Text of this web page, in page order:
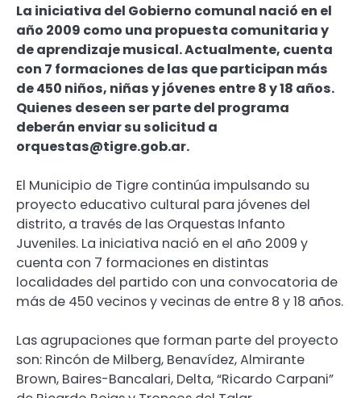
La iniciativa del Gobierno comunal nació en el
año 2009 como una propuesta comunitaria y
de aprendizaje musical. Actualmente, cuenta
con 7 formaciones de las que participan más
de 450 niños, niñas y jóvenes entre 8 y 18 años.
Quienes deseen ser parte del programa
deberán enviar su solicitud a
orquestas@tigre.gob.ar.
El Municipio de Tigre continúa impulsando su
proyecto educativo cultural para jóvenes del
distrito, a través de las Orquestas Infanto
Juveniles. La iniciativa nació en el año 2009 y
cuenta con 7 formaciones en distintas
localidades del partido con una convocatoria de
más de 450 vecinos y vecinas de entre 8 y 18 años.
Las agrupaciones que forman parte del proyecto
son: Rincón de Milberg, Benavídez, Almirante
Brown, Baires-Bancalari, Delta, “Ricardo Carpani”